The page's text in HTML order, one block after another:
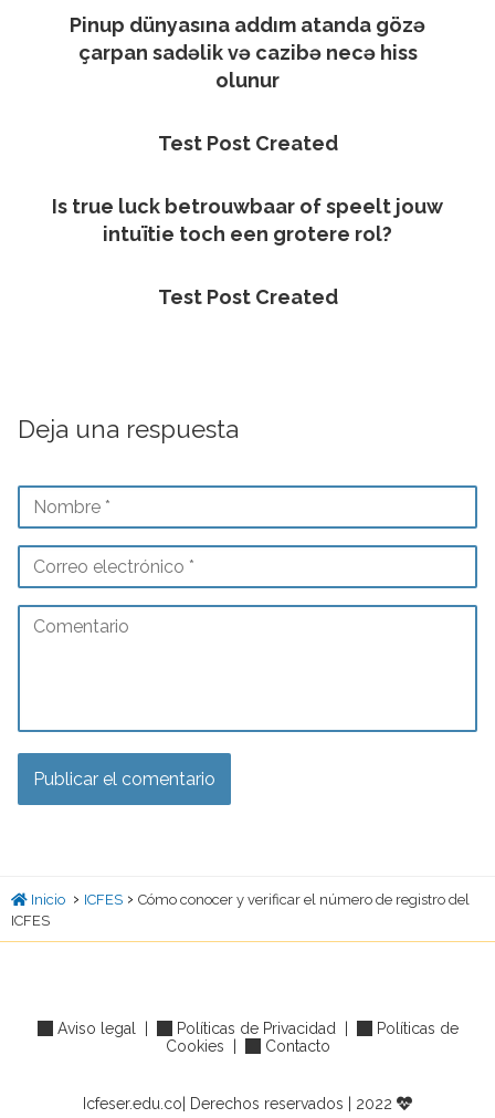
Pinup dünyasına addım atanda gözə
çarpan sadəlik və cazibə necə hiss
olunur
Test Post Created
Is true luck betrouwbaar of speelt jouw
intuïtie toch een grotere rol?
Test Post Created
Deja una respuesta
Inicio › ICFES › Cómo conocer y verificar el número de registro del
ICFES
Aviso legal Políticas de Privacidad
Políticas de
Cookies
Contacto
Icfeser.edu.co| Derechos reservados | 2022